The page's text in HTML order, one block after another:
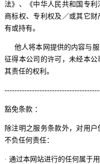
法》、《中华人民共和国专利
商标权、专利权及／或其它
有或持有。
他人将本网提供的内容与
征得本公司的许可，未经本
其责任的权利。
豁免条款 ：
除注明之服务条款外，对用
不负任何责任：
· 通过本网站进行的任何属于